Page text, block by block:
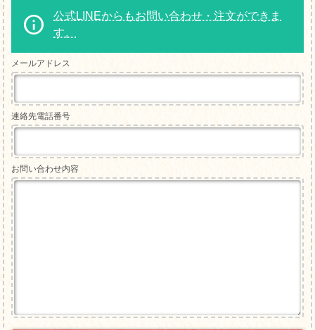
公式LINEからもお問い合わせ・注文ができま
す。
メールアドレス
連絡先電話番号
お問い合わせ内容